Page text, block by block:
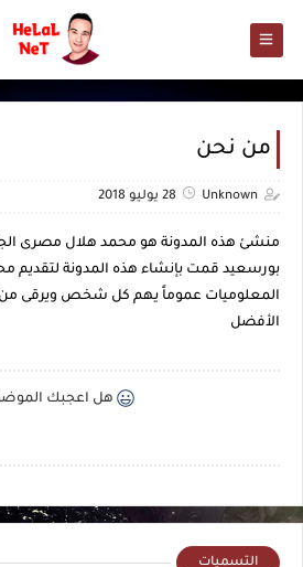
من نحن
Unknown 28 يوليو 2018
منشئ هذه المدونة هو محمد هلال مصرى
بورسعيد قمت بإنشاء هذه المدونة لتقديم
المعلوميات عموماً يهم كل شخص ويرقى من
الأفضل
هل اعجبك
التسميات